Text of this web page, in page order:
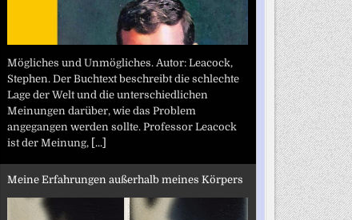
Mögliches und Unmögliches. Autor: Leacock,
Stephen. Der Buchtext beschreibt die schlechte
Lage der Welt und die unterschiedlichen
Meinungen darüber, wie das Problem
angegangen werden sollte. Professor Leacock
ist der Meinung, [...]
Meine Erfahrungen außerhalb meines Körpers